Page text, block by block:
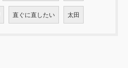
直ぐに直したい 太田